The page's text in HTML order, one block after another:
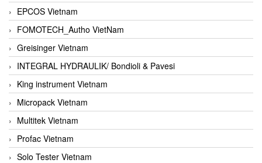
EPCOS Vietnam
FOMOTECH_Autho VietNam
Greisinger Vietnam
INTEGRAL HYDRAULIK/ Bondioli & Pavesi
King instrument Vietnam
Micropack Vietnam
Multitek Vietnam
Profac Vietnam
Solo Tester Vietnam